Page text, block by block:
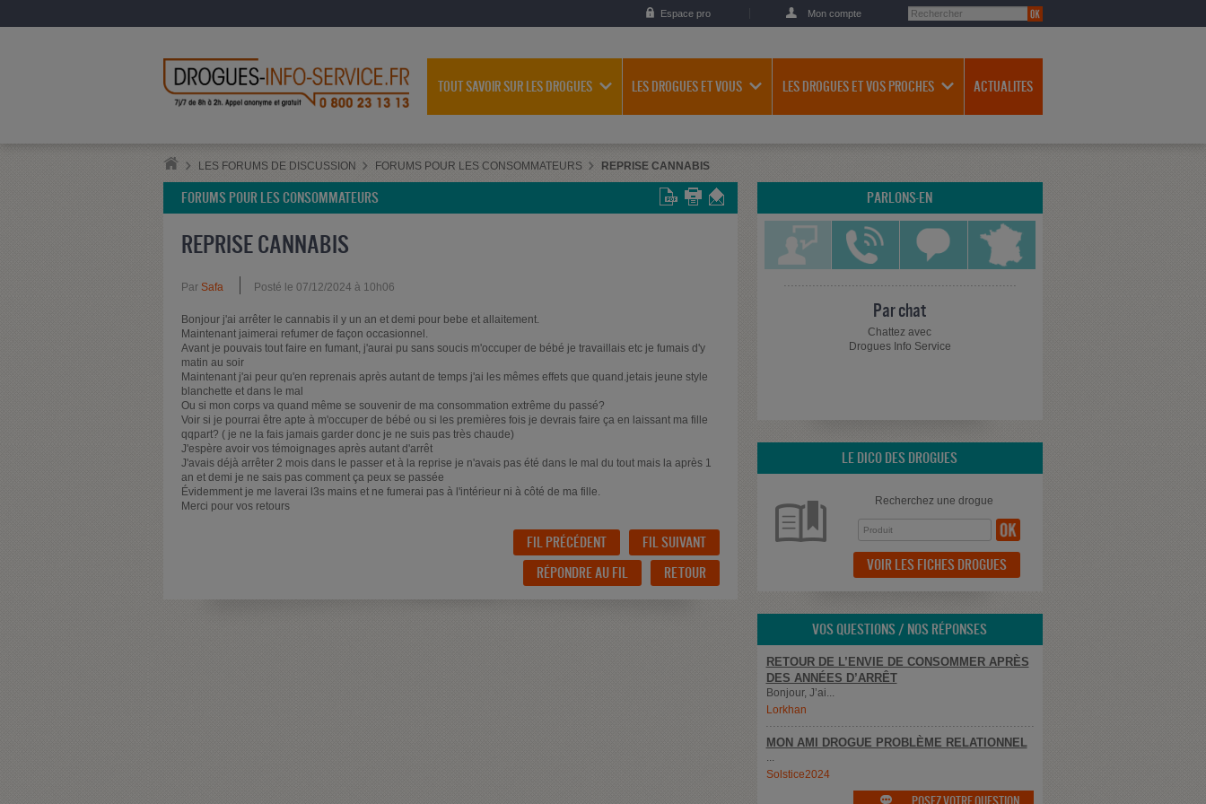
Espace pro Mon compte
TOUT SAVOIR SUR LES DROGUES LES DROGUES ET VOUS LES DROGUES ET VOS PROCHES ACTUALITES
LES FORUMS DE DISCUSSION FORUMS POUR LES CONSOMMATEURS REPRISE CANNABIS
FORUMS POUR LES CONSOMMATEURS
REPRISE CANNABIS
Par Safa Posté le 07/12/2024 à 10h06
Bonjour j'ai arrêter le cannabis il y un an et demi pour bebe et allaitement.
Maintenant jaimerai refumer de façon occasionnel.
Avant je pouvais tout faire en fumant, j'aurai pu sans soucis m'occuper de bébé je travaillais etc je fumais d'y
matin au soir
Maintenant j'ai peur qu'en reprenais après autant de temps j'ai les mêmes effets que quand.jetais jeune style
blanchette et dans le mal
Ou si mon corps va quand même se souvenir de ma consommation extrême du passé?
Voir si je pourrai être apte à m'occuper de bébé ou si les premières fois je devrais faire ça en laissant ma fille
qqpart? ( je ne la fais jamais garder donc je ne suis pas très chaude)
J'espère avoir vos témoignages après autant d'arrêt
J'avais déjà arrêter 2 mois dans le passer et à la reprise je n'avais pas été dans le mal du tout mais la après 1
an et demi je ne sais pas comment ça peux se passée
Évidemment je me laverai l3s mains et ne fumerai pas à l'intérieur ni à côté de ma fille.
Merci pour vos retours
FIL PRÉCÉDENT
FIL SUIVANT
RÉPONDRE AU FIL
RETOUR
PARLONS-EN
Par chat
Chattez avec
Drogues Info Service
LE DICO DES DROGUES
Recherchez une drogue
VOIR LES FICHES DROGUES
VOS QUESTIONS / NOS RÉPONSES
RETOUR DE L’ENVIE DE CONSOMMER APRÈS
DES ANNÉES D’ARRÊT
Bonjour, J’ai...
Lorkhan
MON AMI DROGUE PROBLÈME RELATIONNEL
Solstice2024
 POSEZ VOTRE QUESTION